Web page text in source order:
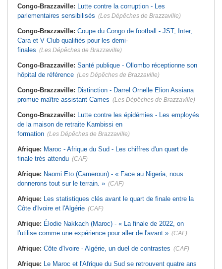
Congo-Brazzaville: Lutte contre la corruption - Les
parlementaires sensibilisés (Les Dépêches de Brazzaville)
Congo-Brazzaville: Coupe du Congo de football - JST, Inter,
Cara et V Club qualifiés pour les demi-
finales (Les Dépêches de Brazzaville)
Congo-Brazzaville: Santé publique - Ollombo réceptionne son
hôpital de référence (Les Dépêches de Brazzaville)
Congo-Brazzaville: Distinction - Darrel Ornelle Elion Assiana
promue maître-assistant Cames (Les Dépêches de Brazzaville)
Congo-Brazzaville: Lutte contre les épidémies - Les employés
de la maison de retraite Kambissi en
formation (Les Dépêches de Brazzaville)
Afrique: Maroc - Afrique du Sud - Les chiffres d'un quart de
finale très attendu (CAF)
Afrique: Naomi Eto (Cameroun) - « Face au Nigeria, nous
donnerons tout sur le terrain. » (CAF)
Afrique: Les statistiques clés avant le quart de finale entre la
Côte d'Ivoire et l'Algérie (CAF)
Afrique: Élodie Nakkach (Maroc) - « La finale de 2022, on
l'utilise comme une expérience pour aller de l'avant » (CAF)
Afrique: Côte d'Ivoire - Algérie, un duel de contrastes (CAF)
Afrique: Le Maroc et l'Afrique du Sud se retrouvent quatre ans